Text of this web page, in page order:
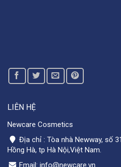
LIÊN HỆ
Newcare Cosmetics
Địa chỉ : Tòa nhà Newway, số
Hồng Hà, tp Hà Nội,Việt Nam.
Email: info@newcare.vn